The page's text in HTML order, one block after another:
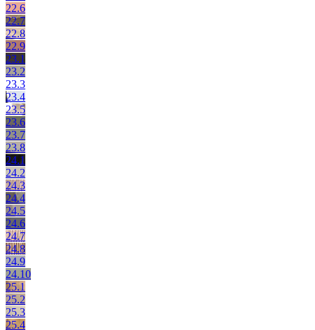
22.6
22.7
22.8
22.9
23.1
23.2
23.3
23.4
23.5
23.6
23.7
23.8
24.1
24.2
24.3
24.4
24.5
24.6
24.7
24.8
24.9
24.10
25.1
25.2
25.3
25.4